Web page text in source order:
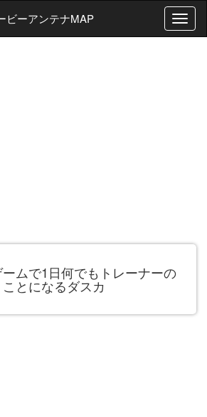
T
o
ビーアンテナMAP
ームで1日何でもトレーナーの
とになるダスカ